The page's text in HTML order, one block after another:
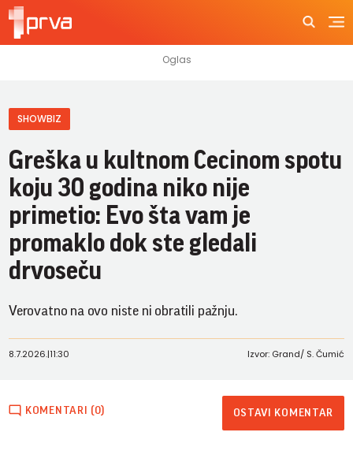
SHOWBIZ
Greška u kultnom Cecinom spotu
koju 30 godina niko nije
primetio: Evo šta vam je
promaklo dok ste gledali
drvoseču
Verovatno na ovo niste ni obratili pažnju.
8.7.2026.|11:30 Izvor: Grand/ S. Čumić
KOMENTARI (0) OSTAVI KOMENTAR